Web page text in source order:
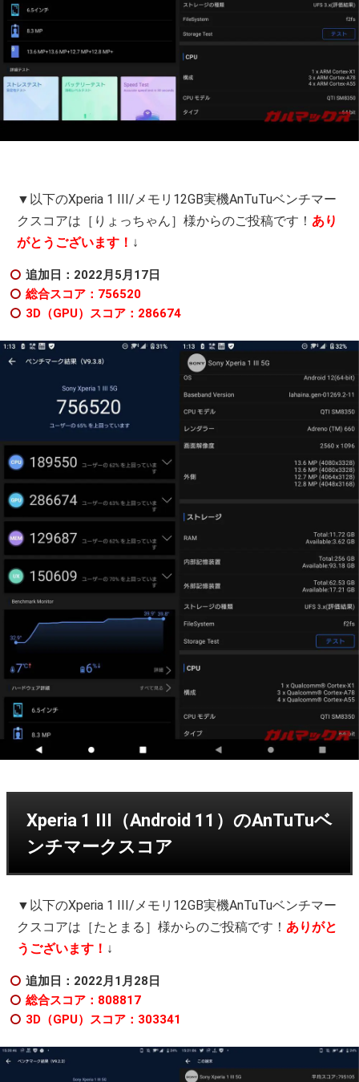
▼以下のXperia 1 III/メモリ12GB実機AnTuTuベンチマー
クスコアは［りょっちゃん］様からのご投稿です！ あり
がとうございます！ ↓
追加日：2022月5月17日
総合スコア：756520
3D（GPU）スコア：286674
Xperia 1 III（Android 11）のAnTuTuベ
ンチマークスコア
▼以下のXperia 1 III/メモリ12GB実機AnTuTuベンチマー
クスコアは［たとまる］様からのご投稿です！ ありがと
うございます！ ↓
追加日：2022月1月28日
総合スコア：808817
3D（GPU）スコア：303341